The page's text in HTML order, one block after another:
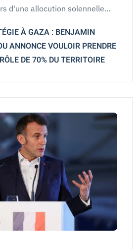
d'une allocution solennelle…
À GAZA : BENJAMIN
ANNONCE VOULOIR PRENDRE
DE 70% DU TERRITOIRE